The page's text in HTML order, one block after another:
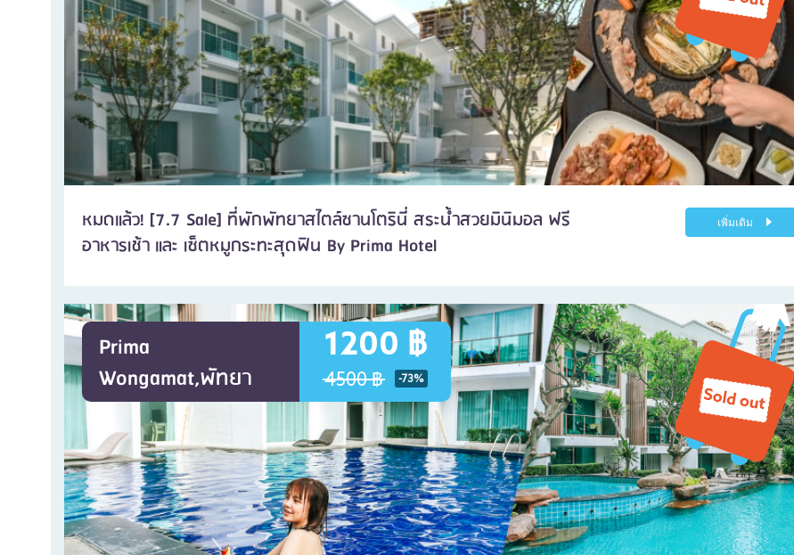
หมดแล้ว! [7.7 Sale] ที่พักพัทยาสไตล์ซานโตรินี่ สระน้ำสวยมินิมอล ฟรี
อาหารเช้า และ เซ็ตหมูกระทะสุดฟิน By Prima Hotel
เพิ่มเติม
Prima
Wongamat,พัทยา
1200 ฿
4500 ฿ -73%